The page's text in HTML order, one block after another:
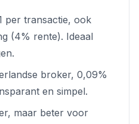
per transactie, ook
(4% rente). Ideaal
broker, 0,09%
en simpel.
maar beter voor